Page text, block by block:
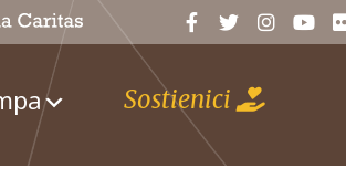
Sostienici